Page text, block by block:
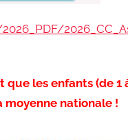
les enfants (de 1
moyenne nationale !